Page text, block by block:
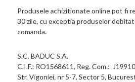
Produsele achizitionate online pot fi
30 zile, cu exceptia produselor
comanda.
S.C. BADUC S.A.
C.I.F.: RO1568611, Reg. Com.:
Str. Vigoniei, nr 5-7, Sector 5,